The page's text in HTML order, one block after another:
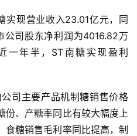
实现营业收入23.01亿元，同
公司股东净利润为4016.82万
一年半，ST南糖实现盈利
司主要产品机制糖销售价格
份、产糖率同比有较大幅度上
食糖销售毛利率同比提高，制